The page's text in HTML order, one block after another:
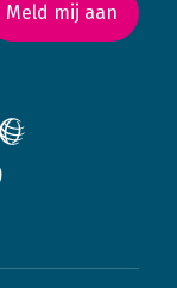
Meld mij aan